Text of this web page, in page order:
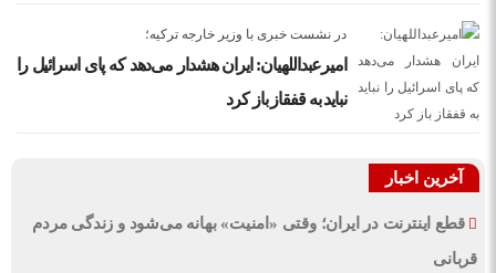
در نشست خبری با وزیر خارجه ترکیه؛
امیرعبداللهیان: ایران هشدار می‌دهد که پای اسرائیل را
نباید به قفقاز باز کرد
آخرین اخبار
قطع اینترنت در ایران؛ وقتی «امنیت» بهانه می‌شود و زندگی مردم
قربانی